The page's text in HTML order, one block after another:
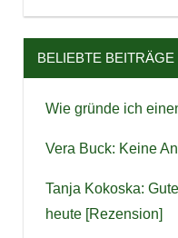
BELIEBTE BEITRÄGE
Wie gründe ich
Vera Buck: Keine
Tanja Kokoska:
heute [Rezension]